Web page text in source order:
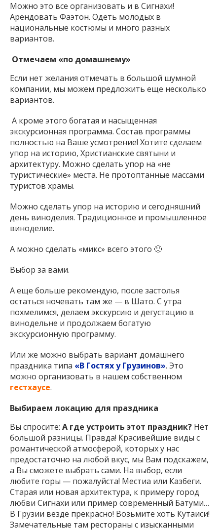
Можно это все организовать и в Сигнахи!
Арендовать Фаэтон. Одеть молодых в
национальные костюмы и много разных
вариантов.
Отмечаем «по домашнему»
Если нет желания отмечать в большой шумной
компании, мы можем предложить еще несколько
вариантов.
А кроме этого богатая и насыщенная
экскурсионная программа. Состав программы
полностью на Ваше усмотрение! Хотите сделаем
упор на историю, Христианские святыни и
архитектуру. Можно сделать упор на «не
туристические» места. Не протоптанные массами
туристов храмы.
Можно сделать упор на историю и сегодняшний
день виноделия. Традиционное и промышленное
виноделие.
А можно сделать «микс» всего этого 🙂
Выбор за вами.
А еще больше рекомендую, после застолья
остаться ночевать там же — в Шато. С утра
похмелимся, делаем экскурсию и дегустацию в
винодельне и продолжаем богатую
экскурсионную программу.
Или же можно выбрать вариант домашнего
праздника типа «В Гостях у Грузинов». Это
можно организовать в нашем собственном
гестхаусе.
Выбираем локацию для праздника
Вы спросите: А где устроить этот праздник? Нет
большой разницы. Правда! Красивейшие виды с
романтической атмосферой, которых у нас
предостаточно на любой вкус, мы Вам подскажем,
а Вы сможете выбрать сами. На выбор, если
любите горы — пожалуйста! Местиа или Казбеги.
Старая или новая архитектура, к примеру город
любви Сигнахи или пример современный Батуми…
В Грузии везде прекрасно! Возьмите хоть Кутаиси!
Замечательные там рестораны с изысканными